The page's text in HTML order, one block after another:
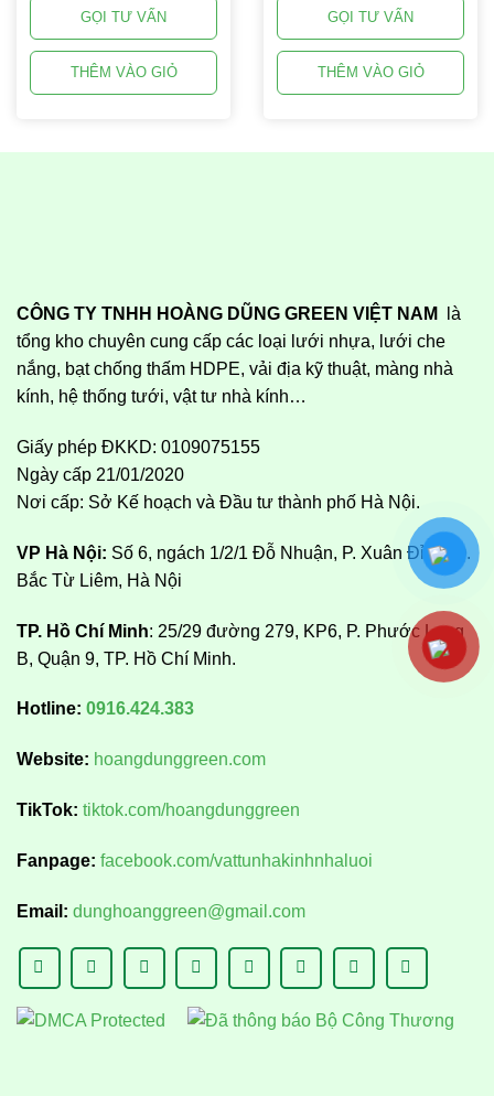
GỌI TƯ VẤN
THÊM VÀO GIỎ
GỌI TƯ VẤN
THÊM VÀO GIỎ
CÔNG TY TNHH HOÀNG DŨNG GREEN VIỆT NAM
là
tổng kho chuyên cung cấp các loại lưới nhựa, lưới che
nắng, bạt chống thấm HDPE, vải địa kỹ thuật, màng nhà
kính, hệ thống tưới, vật tư nhà kính…
Giấy phép ĐKKD: 0109075155
Ngày cấp 21/01/2020
Nơi cấp: Sở Kế hoạch và Đầu tư thành phố Hà Nội.
VP Hà Nội: Số 6, ngách 1/2/1 Đỗ Nhuận, P. Xuân Đỉnh, Q.
Bắc Từ Liêm, Hà Nội
TP. Hồ Chí Minh: 25/29 đường 279, KP6, P. Phước Long
B, Quận 9, TP. Hồ Chí Minh.
Hotline: 0916.424.383
Website: hoangdunggreen.com
TikTok: tiktok.com/hoangdunggreen
Fanpage: facebook.com/vattunhakinhnhaluoi
Email: dunghoanggreen@gmail.com